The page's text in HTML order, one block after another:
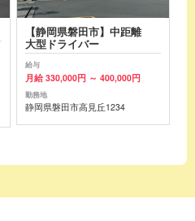
【静岡県磐田市】中距離
大型ドライバー
給与
月給 330,000円 ～ 400,000円
勤務地
静岡県磐田市高見丘1234